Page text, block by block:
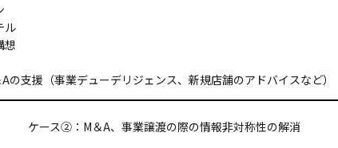
ル
想
支援（事業デューデリジェンス、新規店舗のアドバイスなど）
ケース②：M＆A、事業譲渡の際の情報非対称性の解消